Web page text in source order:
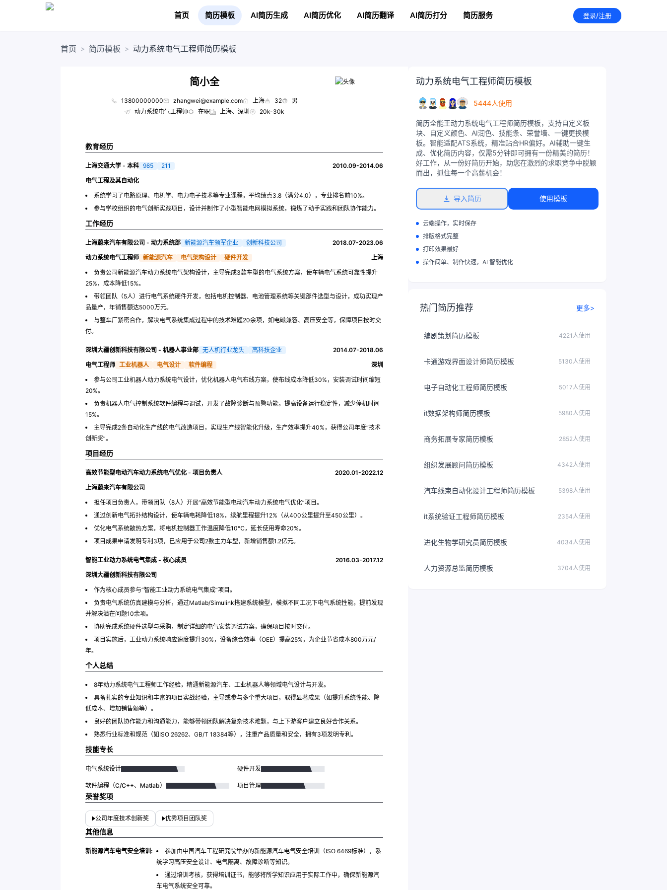
首页 简历模板 AI简历生成 AI简历优化 AI简历翻译 AI简历打分 简历服务 登录/注册
首页 > 简历模板 > 动力系统电气工程师简历模板
动力系统电气工程师简历模板
5444人使用
简历全能王动力系统电气工程师简历模板，支持自定义板
块、自定义颜色、AI润色、技能条、荣誉墙、一键更换模
板。智能适配ATS系统，精准贴合HR偏好。AI辅助一键生
成、优化简历内容，仅需5分钟即可拥有一份精美的简历！
好工作，从一份好简历开始，助您在激烈的求职竞争中脱颖
而出，抓住每一个高薪机会！
导入简历 使用模板
云端操作，实时保存
排版格式完整
打印效果最好
操作简单、制作快速，AI 智能优化
热门简历推荐 更多>
编剧策划简历模板 4221人使用
卡通游戏界面设计师简历模板 5130人使用
电子自动化工程师简历模板 5017人使用
it数据架构师简历模板 5980人使用
商务拓展专家简历模板 2852人使用
组织发展顾问简历模板 4342人使用
汽车线束自动化设计工程师简历模板 5398人使用
it系统验证工程师简历模板 2354人使用
进化生物学研究员简历模板 4034人使用
人力资源总监简历模板 3704人使用
简小全
13800000000 zhangwei@example.com 上海 32
男
动力系统电气工程师
在职 上海、深圳 20k-30k
教育经历
上海交通大学 - 本科 985 211
2010.09-2014.06
电气工程及其自动化
系统学习了电路原理、电机学、电力电子技术等专业课程，平均绩点3.8（满分4.0），专业排名前10%。
参与学校组织的电气创新实践项目，设计并制作了小型智能电网模拟系统，锻炼了动手实践和团队协作能力。
工作经历
上海蔚来汽车有限公司 - 动力系统部 新能源汽车领军企业 创新科技公司
2018.07-2023.06
动力系统电气工程师 新能源汽车 电气架构设计 硬件开发
上海
负责公司新能源汽车动力系统电气架构设计，主导完成3款车型的电气系统方案，使车辆电气系统可靠性提升
25%，成本降低15%。
带领团队（5人）进行电气系统硬件开发，包括电机控制器、电池管理系统等关键部件选型与设计，成功实现产
品量产，年销售额达5000万元。
与整车厂紧密合作，解决电气系统集成过程中的技术难题20余项，如电磁兼容、高压安全等，保障项目按时交
付。
深圳大疆创新科技有限公司 - 机器人事业部 无人机行业龙头 高科技企业
2014.07-2018.06
电气工程师 工业机器人 电气设计 软件编程
深圳
参与公司工业机器人动力系统电气设计，优化机器人电气布线方案，使布线成本降低30%，安装调试时间缩短
20%。
负责机器人电气控制系统软件编程与调试，开发了故障诊断与预警功能，提高设备运行稳定性，减少停机时间
15%。
主导完成2条自动化生产线的电气改造项目，实现生产线智能化升级，生产效率提升40%，获得公司年度“技术
创新奖”。
项目经历
高效节能型电动汽车动力系统电气优化 - 项目负责人
2020.01-2022.12
上海蔚来汽车有限公司
担任项目负责人，带领团队（8人）开展“高效节能型电动汽车动力系统电气优化”项目。
通过创新电气拓扑结构设计，使车辆电耗降低18%，续航里程提升12%（从400公里提升至450公里）。
优化电气系统散热方案，将电机控制器工作温度降低10℃，延长使用寿命20%。
项目成果申请发明专利3项，已应用于公司2款主力车型，新增销售额1.2亿元。
智能工业动力系统电气集成 - 核心成员
2016.03-2017.12
深圳大疆创新科技有限公司
作为核心成员参与“智能工业动力系统电气集成”项目。
负责电气系统仿真建模与分析，通过Matlab/Simulink搭建系统模型，模拟不同工况下电气系统性能，提前发现
并解决潜在问题10余项。
协助完成系统硬件选型与采购，制定详细的电气安装调试方案，确保项目按时交付。
项目实施后，工业动力系统响应速度提升30%，设备综合效率（OEE）提高25%，为企业节省成本800万元/
年。
个人总结
8年动力系统电气工程师工作经验，精通新能源汽车、工业机器人等领域电气设计与开发。
具备扎实的专业知识和丰富的项目实战经验，主导或参与多个重大项目，取得显著成果（如提升系统性能、降
低成本、增加销售额等）。
良好的团队协作能力和沟通能力，能够带领团队解决复杂技术难题，与上下游客户建立良好合作关系。
熟悉行业标准和规范（如ISO 26262、GB/T 18384等），注重产品质量和安全，拥有3项发明专利。
技能专长
电气系统设计 硬件开发
软件编程（C/C++、Matlab） 项目管理
荣誉奖项
公司年度技术创新奖 优秀项目团队奖
其他信息
新能源汽车电气安全培训:
参加由中国汽车工程研究院举办的新能源汽车电气安全培训（ISO 6469标准），系
统学习高压安全设计、电气隔离、故障诊断等知识。
通过培训考核，获得培训证书，能够将所学知识应用于实际工作中，确保新能源汽
车电气系统安全可靠。